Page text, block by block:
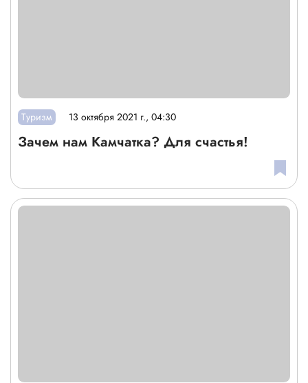
Туризм 13 октября 2021 г., 04:30
Зачем нам Камчатка? Для счастья!